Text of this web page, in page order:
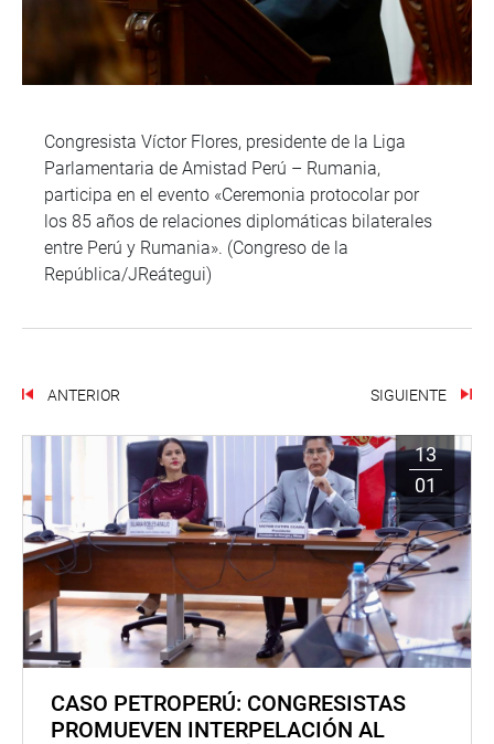
Congresista Víctor Flores, presidente de la Liga
Parlamentaria de Amistad Perú – Rumania,
participa en el evento «Ceremonia protocolar por
los 85 años de relaciones diplomáticas bilaterales
entre Perú y Rumania». (Congreso de la
República/JReátegui)
ANTERIOR SIGUIENTE
13
01
CASO PETROPERÚ: CONGRESISTAS
PROMUEVEN INTERPELACIÓN AL